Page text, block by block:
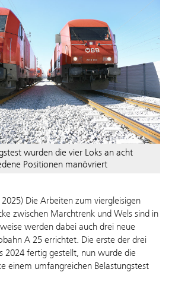
wurden die vier Loks an acht
Positionen manövriert
Die Arbeiten zum viergleisigen
zwischen Marchtrenk und Wels sind in
werden dabei auch drei neue
A 25 errichtet. Die erste der drei
2024 fertig gestellt, nun wurde die
einem umfangreichen Belastungstest